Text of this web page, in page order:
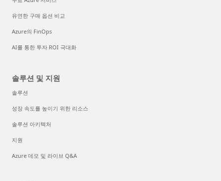
유연한 구매 옵션 비교
Azure의 FinOps
AI를 통한 투자 ROI 극대화
솔루션 및 지원
솔루션
성장 속도를 높이기 위한 리소스
솔루션 아키텍처
지원
Azure 데모 및 라이브 Q&A